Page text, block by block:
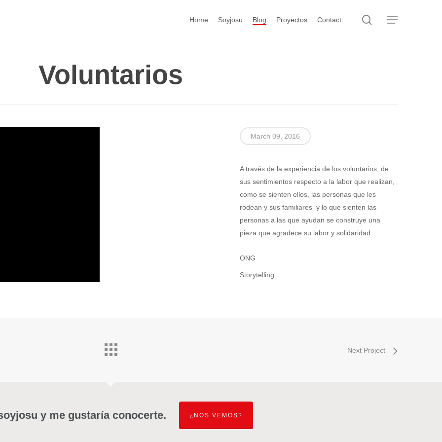
Home Soyjosu Blog Proyectos Contact search
Menu
Voluntarios
March 09, 2016
A través de la experiencia de los voluntarios, de
sus sentimientos respecto a la labor que realizan,
como se sienten ellos, las personas que les
rodean y sus familiares y lo que sienten las
personas a las que ayudan se construye una
pieza que agradece su labor y solidaridad.
ONG
Storytelling
Next Project
y me gustaría conocerte. ¿NOS VEMOS?